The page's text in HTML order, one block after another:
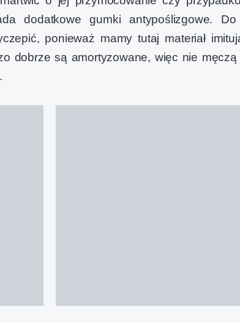
dodatkowe gumki antypoślizgowe.
ponieważ mamy tutaj materiał
dobrze są amortyzowane, więc nie męczą